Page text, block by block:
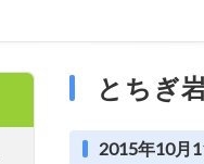
とちぎ
2015年10月